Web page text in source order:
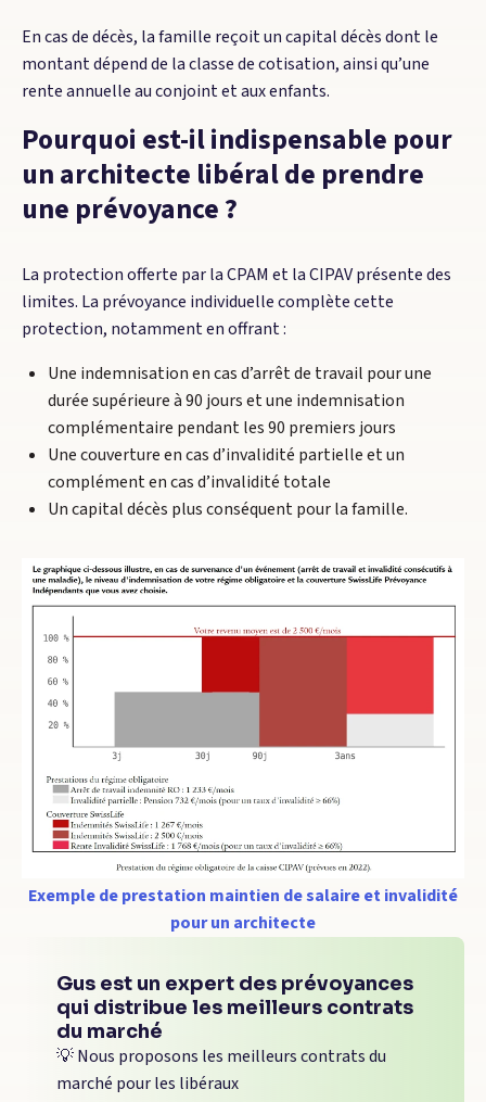
En cas de décès, la famille reçoit un capital décès dont le
montant dépend de la classe de cotisation, ainsi qu’une
rente annuelle au conjoint et aux enfants.
Pourquoi est-il indispensable pour
un architecte libéral de prendre
une prévoyance ?
La protection offerte par la CPAM et la CIPAV présente des
limites. La prévoyance individuelle complète cette
protection, notamment en offrant :
Une indemnisation en cas d’arrêt de travail pour une
durée supérieure à 90 jours et une indemnisation
complémentaire pendant les 90 premiers jours
Une couverture en cas d’invalidité partielle et un
complément en cas d’invalidité totale
Un capital décès plus conséquent pour la famille.
Exemple de prestation maintien de salaire et invalidité
pour un architecte
Gus est un expert des prévoyances
qui distribue les meilleurs contrats
du marché
💡 Nous proposons les meilleurs contrats du
marché pour les libéraux